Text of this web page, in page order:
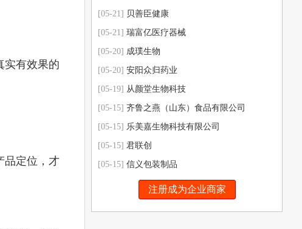
实有效果的
品定位，才
[05-21] 贝善臣健康
[05-21] 瑞富亿医疗器械
[05-20] 成璞生物
[05-20] 安阳众归药业
[05-19] 从颜堂生物科技
[05-15] 齐鲁之燕（山东）食品有限公司
[05-15] 乐美嘉生物科技有限公司
[05-15] 君联创
[05-15] 信义包装制品
注册成为企业商家